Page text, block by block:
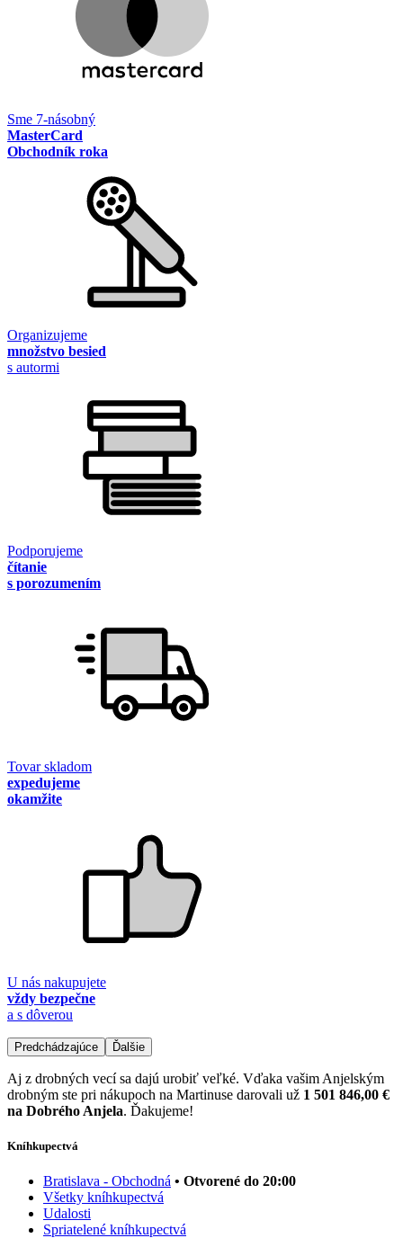
Sme 7-násobný
MasterCard
Obchodník roka
Organizujeme
množstvo besied
s autormi
Podporujeme
čítanie
s porozumením
Tovar skladom
expedujeme
okamžite
U nás nakupujete
vždy bezpečne
a s dôverou
Predchádzajúce Ďalšie
Aj z drobných vecí sa dajú urobiť veľké. Vďaka vašim Anjelským
drobným ste pri nákupoch na Martinuse darovali už 1 501 846,00 €
na Dobrého Anjela. Ďakujeme!
Kníhkupectvá
Bratislava - Obchodná • Otvorené do 20:00
Všetky kníhkupectvá
Udalosti
Spriatelené kníhkupectvá